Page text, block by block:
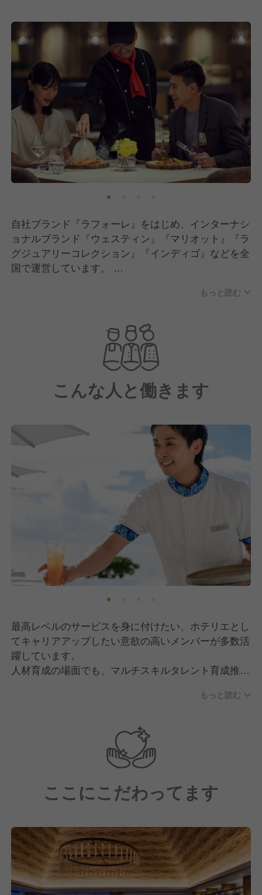
自社ブランド『ラフォーレ』をはじめ、インターナシ
ョナルブランド『ウェスティン』『マリオット』『ラ
グジュアリーコレクション』『インディゴ』などを全
国で運営しています。
もっと読む
こんな人と働きます
最高レベルのサービスを身に付けたい、ホテリエとし
てキャリアアップしたい意欲の高いメンバーが多数活
躍しています。
人材育成の場面でも、マルチスキルタレント育成推進
業務だけに限ったスキルではなく、多種多様な業務ス
様に快適な体験を提供するため」、そして「社員一人
ひとりが自分自身の可能性を広げるため」に推進して
おり、共感いただける方を積極的にお迎えしたいと考
もっと読む
ここにこだわってます